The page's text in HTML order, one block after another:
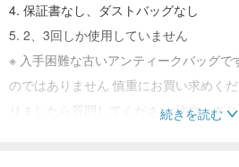
4. 保証書なし、ダストバッグなし
5. 2、3回しか使用していません
※ 入手困難な古いアンティークバッグで
のではありません 慎重にお買い求めく
りましたら質問してください;注文、あり
続きを読む